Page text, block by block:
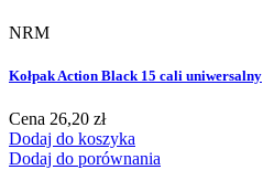
NRM
Kołpak Action Black 15 cali uniwersalny
Cena 26,20 zł
Dodaj do koszyka
Dodaj do porównania